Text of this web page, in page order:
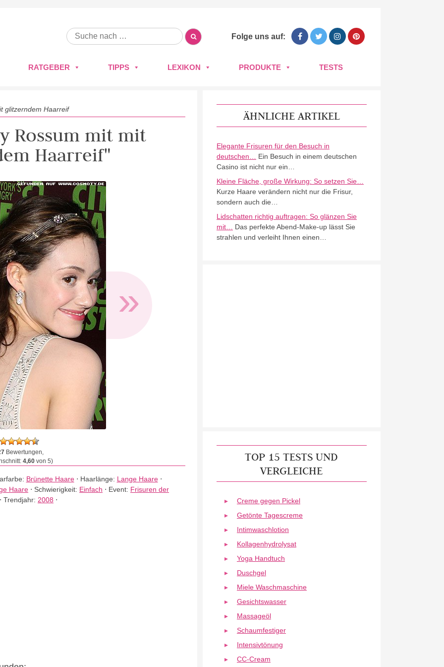
Folge uns auf:
RATGEBER TIPPS LEXIKON PRODUKTE TESTS
glitzerndem Haarreif
Rossum mit mit
Haarreif"
»
Bewertungen,
4,60von 5)
Brünette Haare⋅ Haarlänge: Lange Haare⋅
Haare ⋅ Schwierigkeit: Einfach ⋅ Event: Frisuren der
Trendjahr: 2008 ⋅
ÄHNLICHE ARTIKEL
Elegante Frisuren für den Besuch in
deutschen…
Ein Besuch in einem deutschen
Casino ist nicht nur ein…
Kleine Fläche, große Wirkung: So setzen Sie…
Kurze Haare verändern nicht nur die Frisur,
sondern auch die…
Lidschatten richtig auftragen: So glänzen Sie
mit…
Das perfekte Abend-Make-up lässt Sie
strahlen und verleiht Ihnen einen…
TOP 15 TESTS UND
VERGLEICHE
Creme gegen Pickel
Getönte Tagescreme
Intimwaschlotion
Kollagenhydrolysat
Yoga Handtuch
Duschgel
Miele Waschmaschine
Gesichtswasser
Massageöl
Schaumfestiger
Intensivtönung
CC-Cream